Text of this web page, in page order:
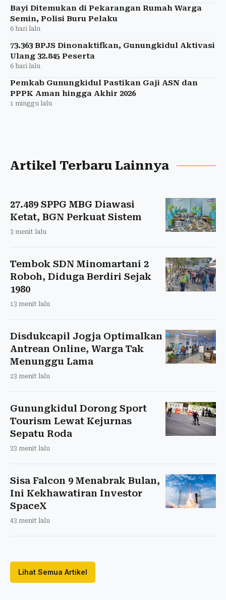
Bayi Ditemukan di Pekarangan Rumah Warga
Semin, Polisi Buru Pelaku
6 hari lalu
73.363 BPJS Dinonaktifkan, Gunungkidul Aktivasi
Ulang 32.845 Peserta
6 hari lalu
Pemkab Gunungkidul Pastikan Gaji ASN dan
PPPK Aman hingga Akhir 2026
1 minggu lalu
Artikel Terbaru Lainnya
27.489 SPPG MBG Diawasi
Ketat, BGN Perkuat Sistem
3 menit lalu
Tembok SDN Minomartani 2
Roboh, Diduga Berdiri Sejak
1980
13 menit lalu
Disdukcapil Jogja Optimalkan
Antrean Online, Warga Tak
Menunggu Lama
23 menit lalu
Gunungkidul Dorong Sport
Tourism Lewat Kejurnas
Sepatu Roda
33 menit lalu
Sisa Falcon 9 Menabrak Bulan,
Ini Kekhawatiran Investor
SpaceX
43 menit lalu
Lihat Semua Artikel